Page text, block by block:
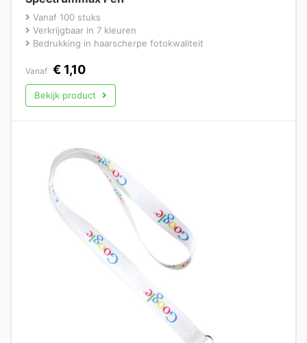
Vanaf 100 stuks
Verkrijgbaar in 7 kleuren
Bedrukking in haarscherpe fotokwaliteit
Vanaf € 1,10
Bekijk product